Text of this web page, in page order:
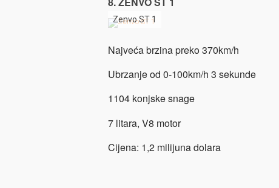
Zenvo ST 1
Najveća brzina preko 370km/h
Ubrzanje od 0-100km/h 3 sekunde
1104 konjske snage
7 litara, V8 motor
Cijena: 1,2 milijuna dolara